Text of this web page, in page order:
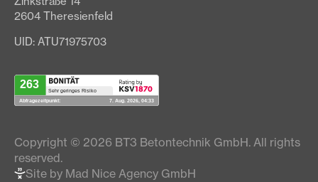
2604 Theresienfeld
UID: ATU71975703
Copyright © 2026 BT3 Betontechnik GmbH. All rights
reserved.
Site by Mad Nice Agency GmbH